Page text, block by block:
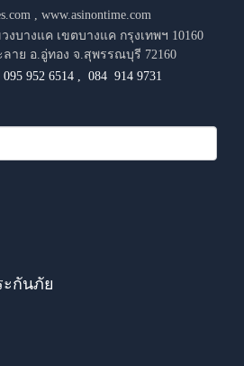
, www.asinontime.com
งบางแค เขตบางแค กรุงเทพฯ 10160
าย อ.อู่ทอง จ.สุพรรณบุรี 72160
095 952 6514 ,084 914 9731
ะกันภัย